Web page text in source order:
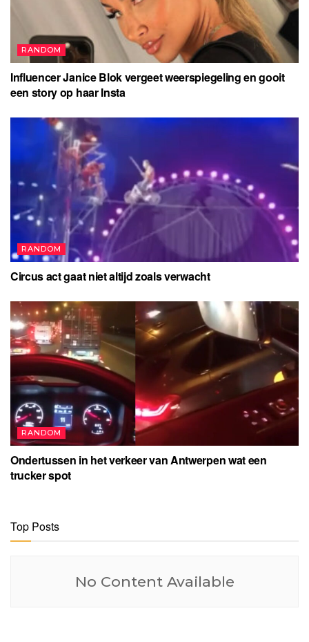
RANDOM
Influencer Janice Blok vergeet weerspiegeling en gooit
een story op haar Insta
RANDOM
Circus act gaat niet altijd zoals verwacht
RANDOM
Ondertussen in het verkeer van Antwerpen wat een
trucker spot
Top Posts
No Content Available